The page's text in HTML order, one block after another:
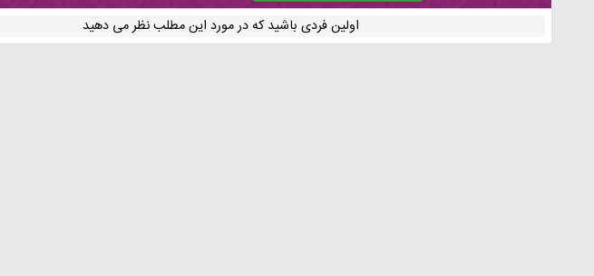
اولین فردی باشید که در مورد این مطلب نظر می دهید